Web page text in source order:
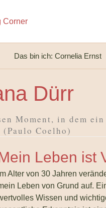
Das bin ich: Cornelia Ernst
Dürr
Moment, in dem
Coelho)
Leben ist
Im Alter von 30 Jahren
Leben von Grund auf.
Wissen und